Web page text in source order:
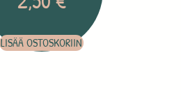
LISÄÄ OSTOSKORIIN